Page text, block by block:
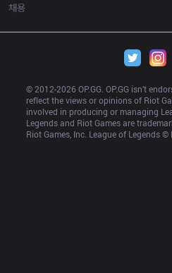
채용
© 2012-2026 OP.GG. OP.GG isn’t
reflect the views or opinions of Riot
involved in producing or managing
Legends and Riot Games are
Riot Games, Inc. League of Legends ©